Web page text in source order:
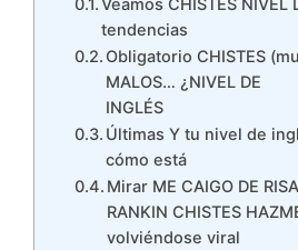
Veamos CHISTES NIVEL
tendencias
Obligatorio CHISTES
MALOS… ¿NIVEL DE
INGLÉS
Últimas Y tu nivel de
cómo está
Mirar ME CAIGO DE
RANKIN CHISTES
volviéndose viral